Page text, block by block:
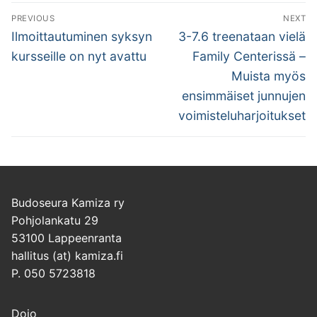
Artikkelien
selaus
PREVIOUS
Previous
post:
Ilmoittautuminen syksyn
kursseille on nyt avattu
NEXT
Next
post:
3-7.6 treenataan vielä
Family Centerissä –
Muista myös
ensimmäiset junnujen
voimisteluharjoitukset
Budoseura Kamiza ry
Pohjolankatu 29
53100 Lappeenranta
hallitus (at) kamiza.fi
P. 050 5723818
Dojo